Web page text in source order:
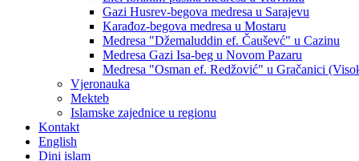
Gazi Husrev-begova medresa u Sarajevu
Karađoz-begova medresa u Mostaru
Medresa "Džemaluddin ef. Čauševć" u Cazinu
Medresa Gazi Isa-beg u Novom Pazaru
Medresa "Osman ef. Redžović" u Gračanici
Vjeronauka
Mekteb
Islamske zajednice u regionu
Kontakt
English
Dini islam